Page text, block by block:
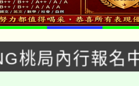
登場!
午1時於龍潭區
動。
桃局內行報名
27日，桃園電